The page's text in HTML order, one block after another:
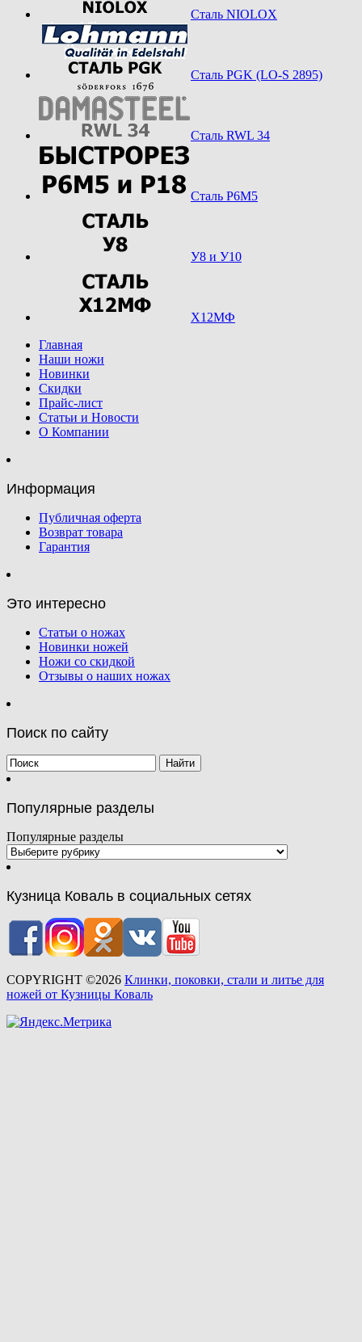
Сталь NIOLOX
Сталь PGK (LO-S 2895)
Сталь RWL 34
Сталь Р6М5
У8 и У10
Х12МФ
Главная
Наши ножи
Новинки
Скидки
Прайс-лист
Статьи и Новости
О Компании
Информация
Публичная оферта
Возврат товара
Гарантия
Это интересно
Статьи о ножах
Новинки ножей
Ножи со скидкой
Отзывы о наших ножах
Поиск по сайту
Популярные разделы
Популярные разделы
Кузница Коваль в социальных сетях
COPYRIGHT ©2026 Клинки, поковки, стали и литье для
ножей от Кузницы Коваль